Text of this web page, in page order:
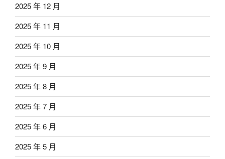
2025 年 12 月
2025 年 11 月
2025 年 10 月
2025 年 9 月
2025 年 8 月
2025 年 7 月
2025 年 6 月
2025 年 5 月